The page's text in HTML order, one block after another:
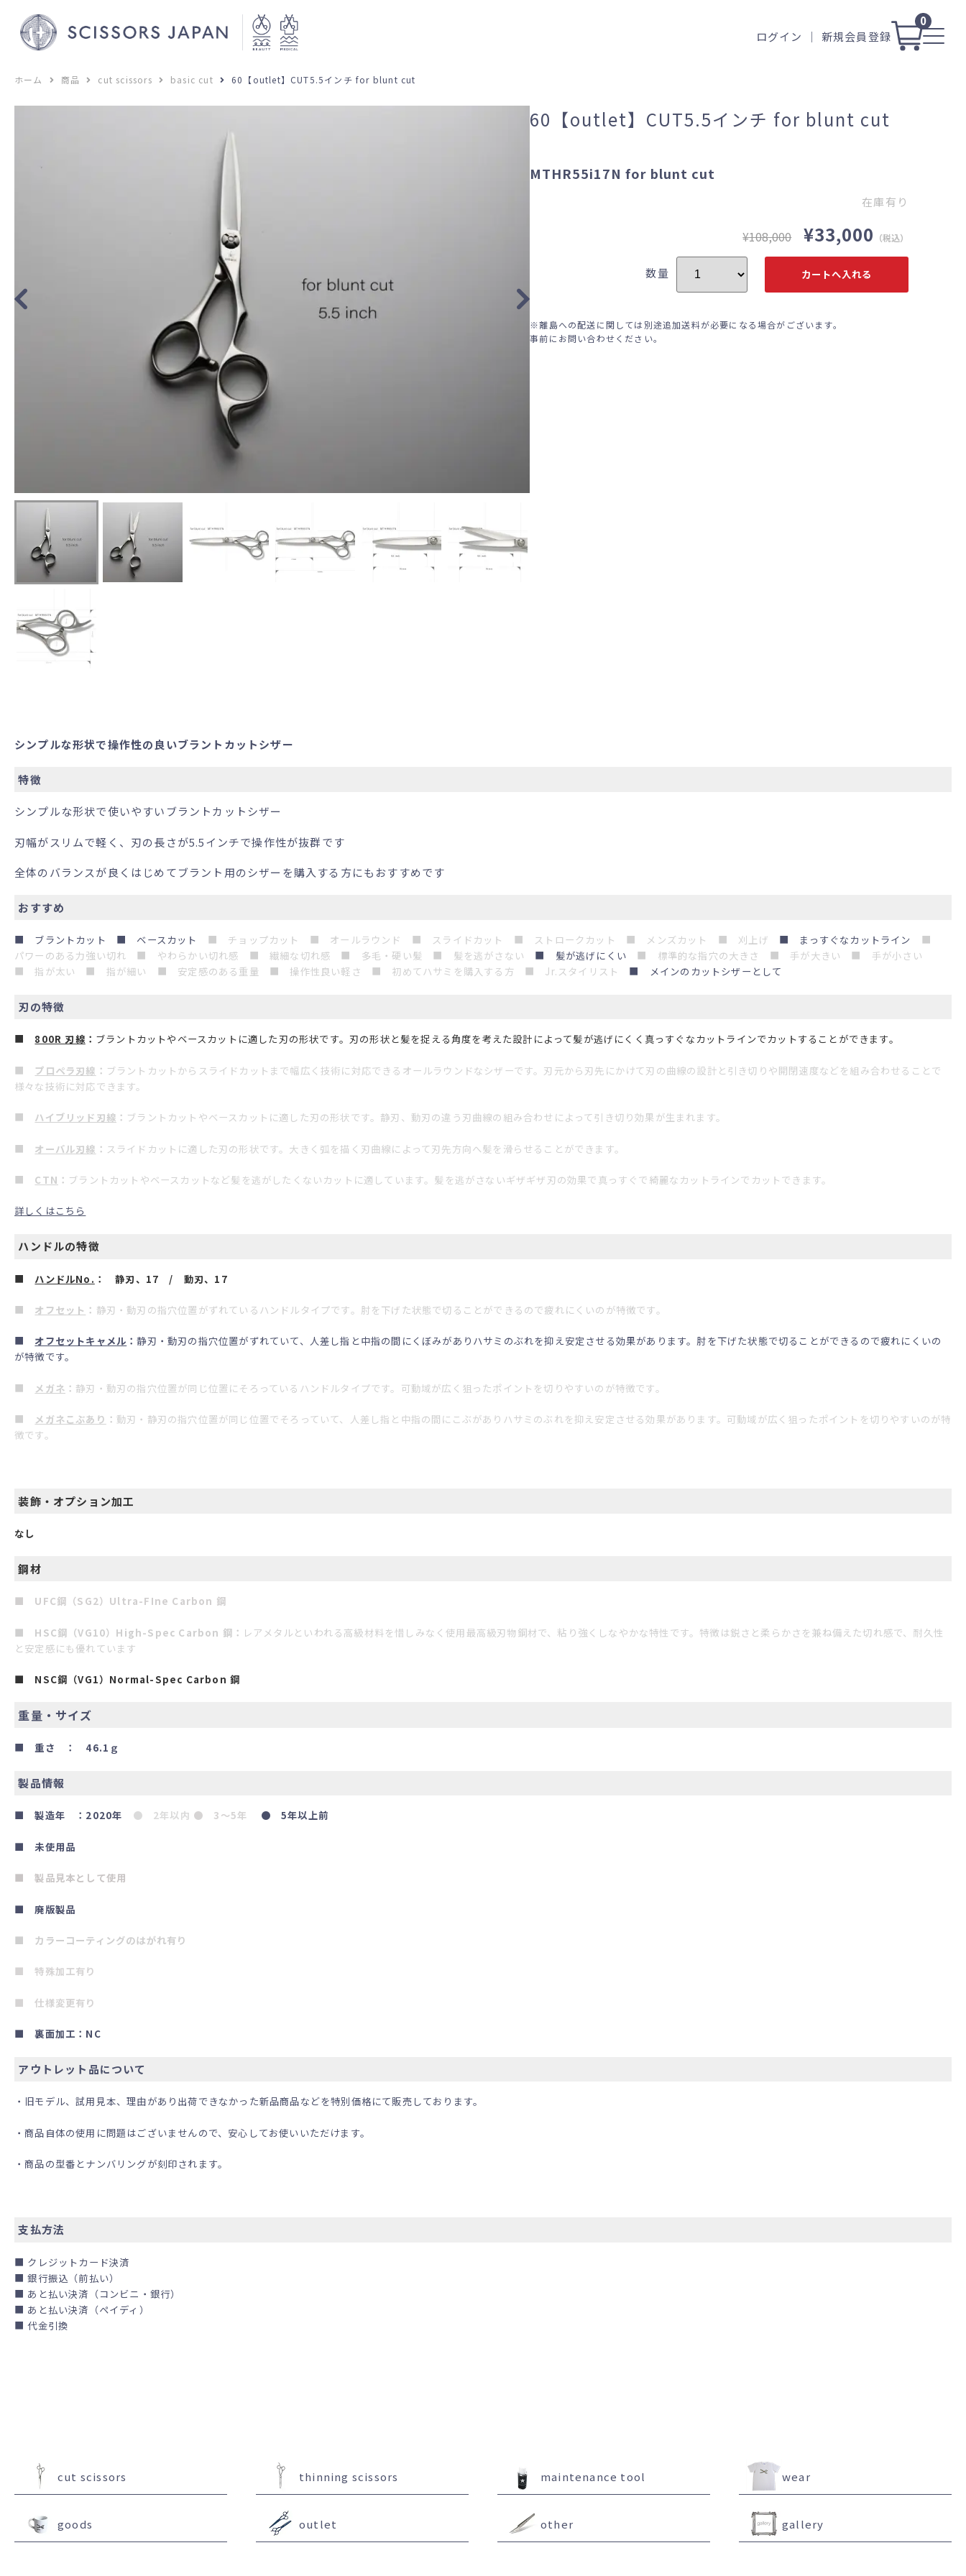
ログイン 新規会員登録
0
ホーム 商品 cut scissors basic cut 60【outlet】CUT5.5インチ for blunt cut
60【outlet】CUT5.5インチ for blunt cut
MTHR55i17N for blunt cut
在庫有り
¥108,000 ¥33,000 （税込）
数量
※離島への配送に関しては別途追加送料が必要になる場合がございます。
事前にお問い合わせください。
シンプルな形状で操作性の良いブラントカットシザー
特徴
シンプルな形状で使いやすいブラントカットシザー
刃幅がスリムで軽く、刃の長さが5.5インチで操作性が抜群です
全体のバランスが良くはじめてブラント用のシザーを購入する方にもおすすめです
おすすめ
■ ブラントカット ■ ベースカット ■ チョップカット ■ オールラウンド ■ スライドカット ■ ストロークカット ■ メンズカット ■ 刈上げ ■ まっすぐなカットライン ■
パワーのある力強い切れ
■ やわらかい切れ感 ■ 繊細な切れ感 ■ 多毛・硬い髪 ■ 髪を逃がさない ■ 髪が逃げにくい ■ 標準的な指穴の大きさ ■
手が大きい ■ 手が小さい
■ 指が太い ■ 指が細い
■ 安定感のある重量 ■ 操作性良い軽さ ■ 初めてハサミを購入する方 ■ Jr.スタイリスト ■ メインのカットシザーとして
刃の特徴
■ 800R 刃線 ： ブラントカットやベースカットに適した刃の形状です。刃の形状と髪を捉える角度を考えた設計によって髪が逃げにくく真っすぐなカットラインでカットすることができます。
■ プロペラ刃線 ： ブラントカットからスライドカットまで幅広く技術に対応できるオールラウンドなシザーです。刃元から刃先にかけて刃の曲線の設計と引き切りや開閉速度などを組み合わせることで
様々な技術に対応できます。
■ ハイブリッド刃線 ： ブラントカットやベースカットに適した刃の形状です。静刃、動刃の違う刃曲線の組み合わせによって引き切り効果が生まれます。
■ オーバル刃線 ： スライドカットに適した刃の形状です。大きく弧を描く刃曲線によって刃先方向へ髪を滑らせることができます。
■ CTN ： ブラントカットやベースカットなど髪を逃がしたくないカットに適しています。髪を逃がさないギザギザ刃の効果で真っすぐで綺麗なカットラインでカットできます。
詳しくはこちら
ハンドルの特徴
■ ハンドルNo. ： 静刃、17 / 動刃、17
■ オフセット ： 静刃・動刃の指穴位置がずれているハンドルタイプです。肘を下げた状態で切ることができるので疲れにくいのが特徴です。
■ オフセットキャメル ：静刃・動刃の指穴位置がずれていて、人差し指と中指の間にくぼみがありハサミのぶれを抑え安定させる効果があります。肘を下げた状態で切ることができるので疲れにくいの
が特徴です。
■ メガネ ： 静刃・動刃の指穴位置が同じ位置にそろっているハンドルタイプです。可動域が広く狙ったポイントを切りやすいのが特徴です。
■ メガネこぶあり ：動刃・静刃の指穴位置が同じ位置でそろっていて、人差し指と中指の間にこぶがありハサミのぶれを抑え安定させる効果があります。可動域が広く狙ったポイントを切りやすいのが特
徴です。
装飾・オプション加工
なし
鋼材
■ UFC鋼（SG2）Ultra-FIne Carbon 鋼
■ HSC鋼（VG10）High-Spec Carbon 鋼： レアメタルといわれる高級材料を惜しみなく使用 最高級刃物鋼材で、粘り強くしなやかな特性です。 特徴は鋭さと柔らかさを兼ね備えた切れ感で、耐久性
と安定感にも優れています
■ NSC鋼（VG1）Normal-Spec Carbon 鋼
重量・サイズ
■重さ ： 46.1ｇ
製品情報
■ 製造年 ：2020年 ● 2年以内 ● 3～5年 ● 5年以上前
■ 未使用品
■ 製品見本として使用
■ 廃版製品
■ カラーコーティングのはがれ有り
■ 特殊加工有り
■ 仕様変更有り
■ 裏面加工：NC
アウトレット品について
・旧モデル、試用見本、理由があり出荷できなかった新品商品などを特別価格にて販売しております。
・商品自体の使用に問題はございませんので、安心してお使いいただけます。
・商品の型番とナンバリングが刻印されます。
支払方法
■ クレジットカード決済
■ 銀行振込（前払い）
■ あと払い決済（コンビニ・銀行）
■ あと払い決済（ペイディ）
■ 代金引換
cut scissors thinning scissors maintenance tool wear
goods outlet other gallery